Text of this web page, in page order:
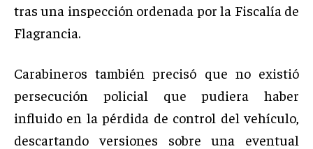
tras una inspección ordenada por la Fiscalía de
Flagrancia.
Carabineros también precisó que no existió
persecución policial que pudiera haber
influido en la pérdida de control del vehículo,
descartando versiones sobre una eventual